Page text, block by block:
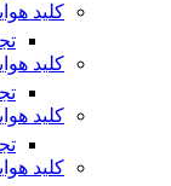
کلید
کلید
کلید
کلید